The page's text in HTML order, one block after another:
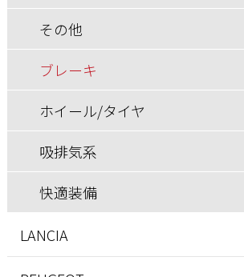
ホイール/タイヤ
その他
ブレーキ
ホイール/タイヤ
吸排気系
快適装備
LANCIA